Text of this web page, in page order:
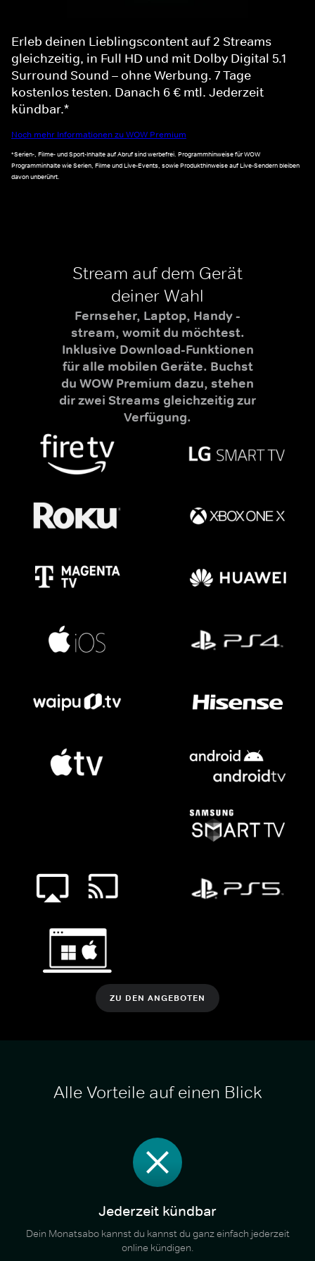
Erleb deinen Lieblingscontent auf 2 Streams
gleichzeitig, in Full HD und mit Dolby Digital 5.1
Surround Sound – ohne Werbung. 7 Tage
kostenlos testen. Danach 6 € mtl. Jederzeit
kündbar.*
Noch mehr Informationen zu WOW Premium
*Serien-, Filme- und Sport-Inhalte auf Abruf sind werbefrei. Programmhinweise für WOW
Programminhalte wie Serien, Filme und Live-Events, sowie Produkthinweise auf Live-Sendern bleiben
davon unberührt.
Stream auf dem Gerät
deiner Wahl
Fernseher, Laptop, Handy -
stream, womit du möchtest.
Inklusive Download-Funktionen
für alle mobilen Geräte. Buchst
du WOW Premium dazu, stehen
dir zwei Streams gleichzeitig zur
Verfügung.
ZU DEN ANGEBOTEN
Alle Vorteile auf einen Blick
Jederzeit kündbar
Dein Monatsabo kannst du kannst du ganz einfach jederzeit
online kündigen.